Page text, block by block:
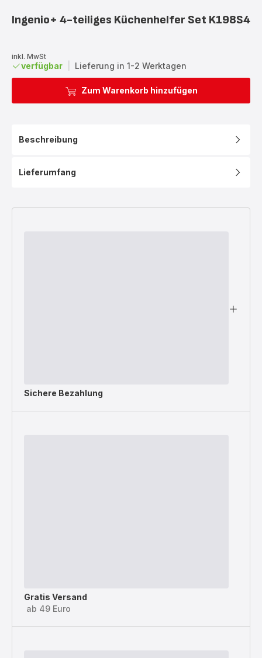
Ingenio+ 4-teiliges Küchenhelfer Set K198S4
inkl. MwSt
verfügbar Lieferung in 1-2 Werktagen
Zum Warenkorb hinzufügen
Beschreibung
Lieferumfang
Sichere Bezahlung
Gratis Versand
ab 49 Euro